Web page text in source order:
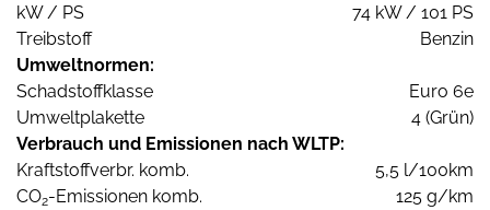
kW / PS
74 kW / 101 PS
Treibstoff
Benzin
Umweltnormen:
Schadstoffklasse
Euro 6e
Umweltplakette
4 (Grün)
Verbrauch und Emissionen nach WLTP:
Kraftstoffverbr. komb.
5,5 l/100km
CO2-Emissionen komb.
125 g/km